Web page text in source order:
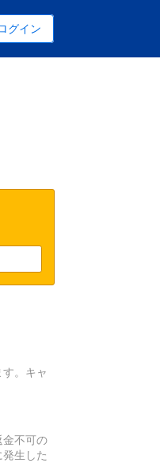
グイン
。キャ
不可の
生した